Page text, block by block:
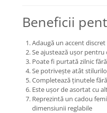
Beneficii
Adaugă un accent
Se ajustează ușor
Poate fi purtată zilnic
Se potrivește atât
Completează ținutele
Este ușor de asortat cu
Reprezintă un cadou
dimensiunii reglabile